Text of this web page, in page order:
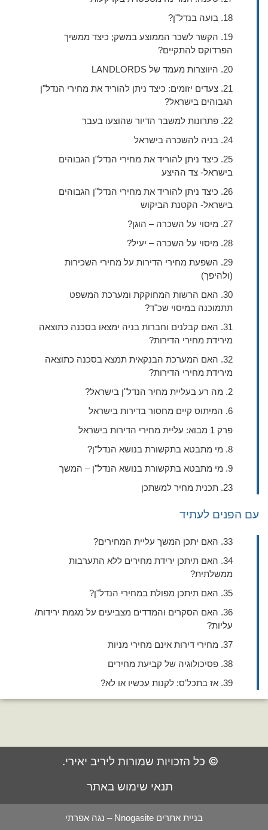
18. בועה בנדל"ן?
19. הקשר לשכר הממוצע במשק; כיצד ממשיך
הפרדוקס להתקיים?
20. היווצרות מעמד של LANDLORDS
21. צעדים יזומים: כיצד ניתן להוריד את מחירי הנדל"ן
הגבוהים בישראל?
22. פתרונות למשבר הדיור שהוצעו בעבר
24. בניה להשכרה בישראל
25. כיצד ניתן להוריד את מחירי הנדל"ן הגבוהים
בישראל- צד ההיצע
26. כיצד ניתן להוריד את מחירי הנדל"ן הגבוהים
בישראל- הקטנת הביקוש
27. מיסוי על השכרה – הוגן?
28. מיסוי על השכרה – יעיל?
29. השפעת מחירי הדירות על מחירי השכירות
(ולהיפך)
30. האם הרשות המחוקקת ומערכת המשפט
תתמוכנה במיסוי שכ"ד?
31. האם קבלנים וחברות בניה ימצאו בסכנה כתוצאה
מירידת מחירי הדירות?
32. האם המערכת הבנקאית תמצא בסכנה כתוצאה
מירידת מחירי הדירות?
2. מה רע בעליית מחיר הנדל"ן בישראל?
6. המיתוס קיים מחסור בדירות בישראל
פרק 1 מבוא: עליית מחירי הדירות בישראל
8. מי מתבטא בתקשורת בנושא הנדל"ן?
9. מי מתבטא בתקשורת בנושא הנדל"ן – המשך
23. תכנית מחיר למשתכן
עם הפנים לעתיד
33. האם יתכן המשך עליית המחירים?
34. האם תיתכן ירידת מחירים ללא התערבות
ממשלתית?
35. האם תיתכן מפולת במחירי הנדל"ן?
36. האם הסקרים והמדדים מצביעים על מגמת ירידות/
עליות?
37. מחירי דירות אינם מחירי מניות
38. פסיכולוגיה של קביעת מחירים
39. אז בתכל'ס: לקנות עכשיו או לא?
© כל הזכויות שמורות ליריב יאירי.
תנאי שימוש באתר
בניית אתרים Nnogasite – נגה אפרתי